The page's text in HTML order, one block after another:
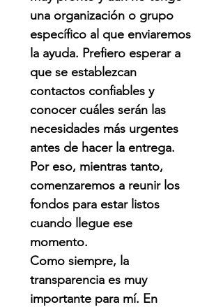
una organización o grupo
específico al que enviaremos
la ayuda. Prefiero esperar a
que se establezcan
contactos confiables y
conocer cuáles serán las
necesidades más urgentes
antes de hacer la entrega.
Por eso, mientras tanto,
comenzaremos a reunir los
fondos para estar listos
cuando llegue ese
momento.
Como siempre, la
transparencia es muy
importante para mí. En